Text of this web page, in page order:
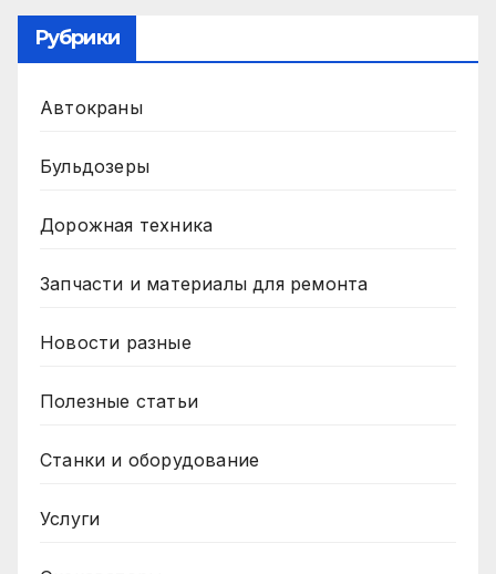
Рубрики
Автокраны
Бульдозеры
Дорожная техника
Запчасти и материалы для ремонта
Новости разные
Полезные статьи
Станки и оборудование
Услуги